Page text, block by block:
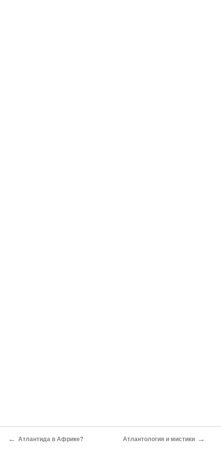
← Атлантида в Африке? Атлантология и мистики →